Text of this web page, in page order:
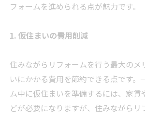
フォームを進められる点が魅力です。
1. 仮住まいの費用削減
住みながらリフォームを行う最大のメ
いにかかる費用を節約できる点です。
ム中に仮住まいを準備するには、家賃
どが必要になりますが、住みながらリ